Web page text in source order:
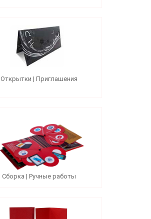
Открытки | Приглашения
Сборка | Ручные работы